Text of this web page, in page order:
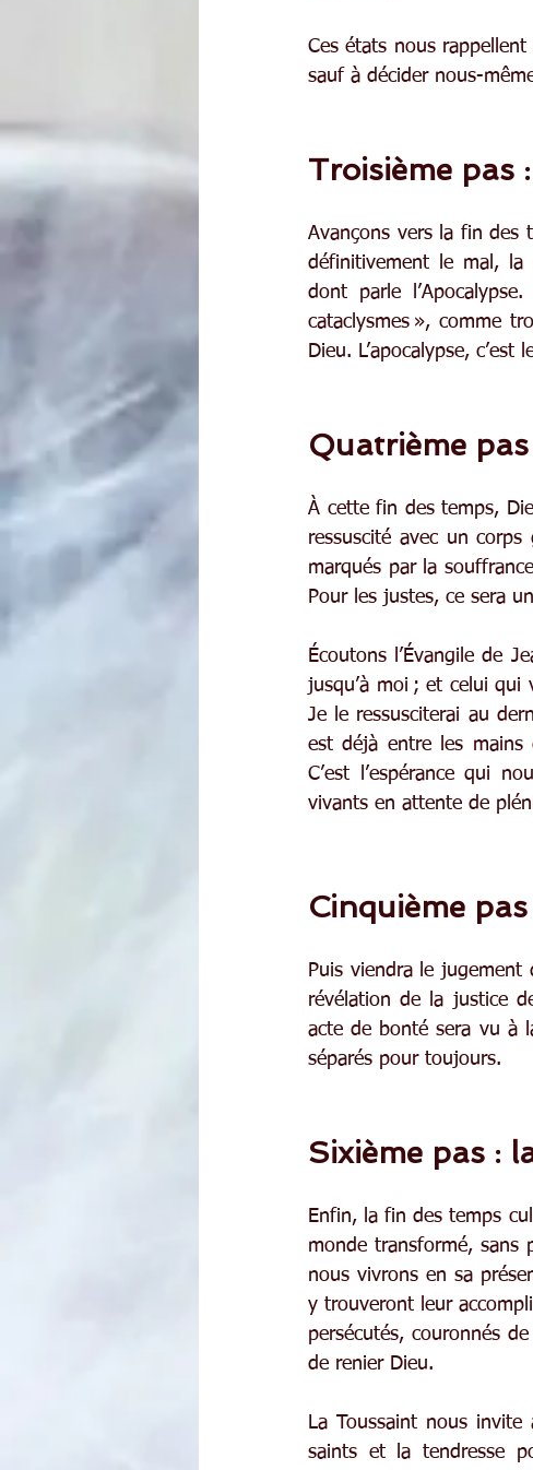
Ces états nous
sauf à décider nous-
Troisième pas
Avançons vers la fin des
définitivement le mal, la
dont parle
cataclysmes », comme
Dieu. L’apocalypse,
Quatrième
À cette fin des temps,
ressuscité avec un
marqués par la
Pour les justes, ce sera
Écoutons l’Évangile de
jusqu’à moi ; et celui
Je le ressusciterai au
est déjà entre les
C’est l’espérance qui
vivants en attente de
Cinquième
Puis viendra le jugement
révélation de la justice
acte de bonté sera vu à
séparés pour toujours.
Sixième pas :
Enfin, la fin des temps
monde transformé, sans
nous vivrons en sa
y trouveront leur
persécutés, couronnés
de renier Dieu.
La Toussaint nous
saints et la tendresse